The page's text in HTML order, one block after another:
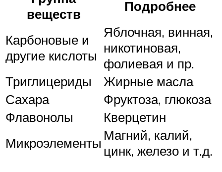
веществ
Подробнее
Карбоновые и
другие кислоты
Яблочная, винная,
никотиновая,
фолиевая и пр.
Триглицериды
Жирные масла
Сахара
Фруктоза, глюкоза
Флавонолы
Кверцетин
Микроэлементы Магний, калий,
цинк, железо и т.д.